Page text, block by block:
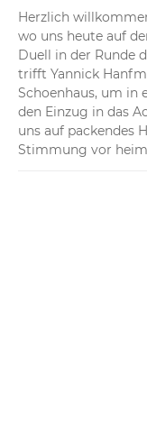
Herzlich
wo uns heute auf
Duell in der Runde
trifft Yannick
Schoenhaus, um in
den Einzug in das
uns auf packendes
Stimmung vor